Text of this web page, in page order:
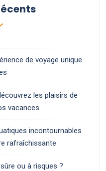
de voyage unique
les plaisirs de
vacances
incontournables
rafraîchissante
ou à risques ?